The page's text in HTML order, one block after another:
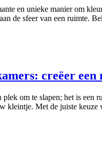
en unieke manier om
de sfeer van een ruimte.
creëer
plek om te slapen; het is
kleintje. Met de juiste